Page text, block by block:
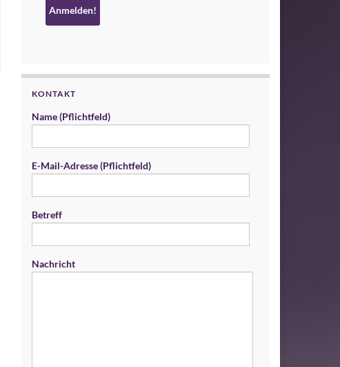
KONTAKT
Name (Pflichtfeld)
E-Mail-Adresse (Pflichtfeld)
Betreff
Nachricht